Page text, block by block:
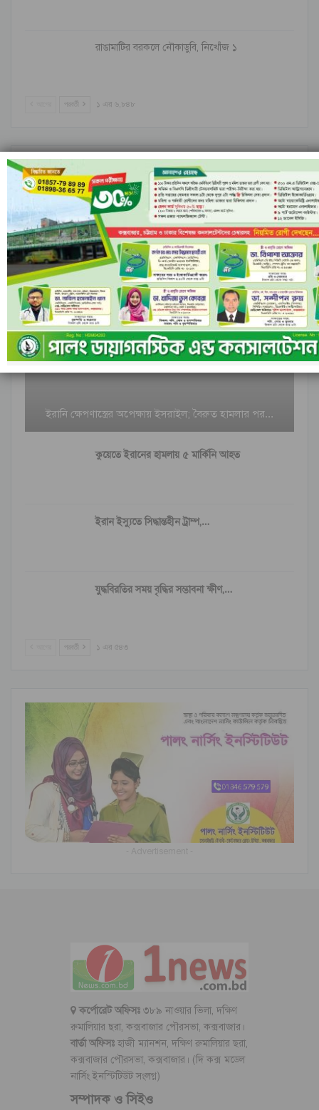
রাঙামাটির বরকলে নৌকাডুবি, নিখোঁজ ১
পরবর্তী ১ এর ৬,৮৪৮
আন্তর্জাতিক
ইরানি ক্ষেপণাস্ত্রের অপেক্ষায় ইসরাইল; বৈরুত হামলার পর…
কুয়েতে ইরানের হামলায় ৫ মার্কিনি আহত
ইরান ইস্যুতে সিদ্ধান্তহীন ট্রাম্প,…
যুদ্ধবিরতির সময় বৃদ্ধির সম্ভাবনা ক্ষীণ,…
পরবর্তী ১ এর ৫৪৩
কর্পোরেট অফিসঃ৩৮৯ নাওয়ার ভিলা, দক্ষিণ
রুমালিয়ার ছরা, কক্সবাজার পৌরসভা, কক্সবাজার।
বার্তা অফিসঃ হাজী ম্যানশন, দক্ষিণ রুমালিয়ার ছরা,
কক্সবাজার পৌরসভা, কক্সবাজার। (দি কক্স মডেল
নার্সিং ইনস্টিটিউট সংলগ্ন)
সম্পাদক ও সিইও